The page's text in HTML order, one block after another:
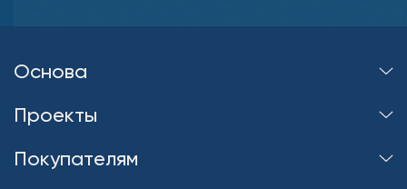
Основа
Проекты
Покупателям